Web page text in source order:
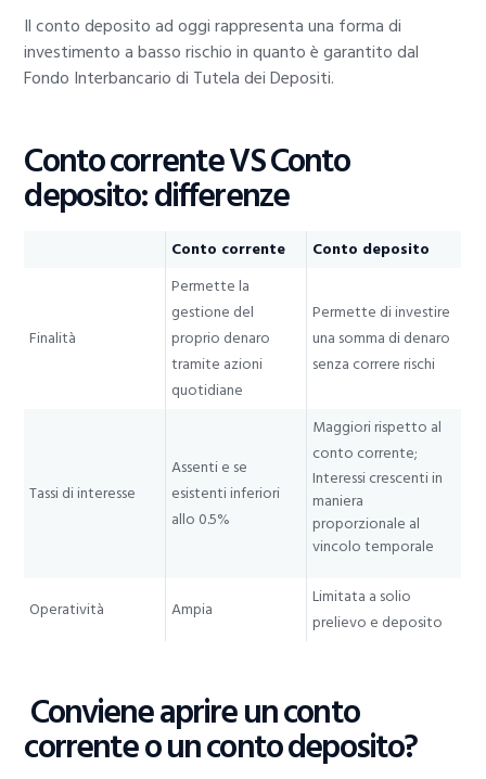
Il conto deposito ad oggi rappresenta una forma di
investimento a basso rischio in quanto è garantito dal
Fondo Interbancario di Tutela dei Depositi.
Conto corrente VS Conto
deposito: differenze
Conto corrente Conto deposito
Finalità
Permette la
gestione del
proprio denaro
tramite azioni
quotidiane
Permette di investire
una somma di denaro
senza correre rischi
Tassi di interesse
Assenti e se
esistenti inferiori
allo 0.5%
Maggiori rispetto al
conto corrente;
Interessi crescenti in
maniera
proporzionale al
vincolo temporale
Operatività Ampia
Limitata a solio
prelievo e deposito
Conviene aprire un conto
corrente o un conto deposito?